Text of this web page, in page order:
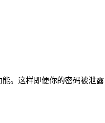
。这样即便你的密码被泄